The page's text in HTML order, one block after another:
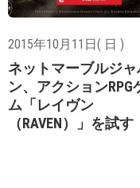
2015年10月11日( 日 )
ネットマーブルジャ
ン、アクションRPG
ム「レイヴン
（RAVEN）」を試す